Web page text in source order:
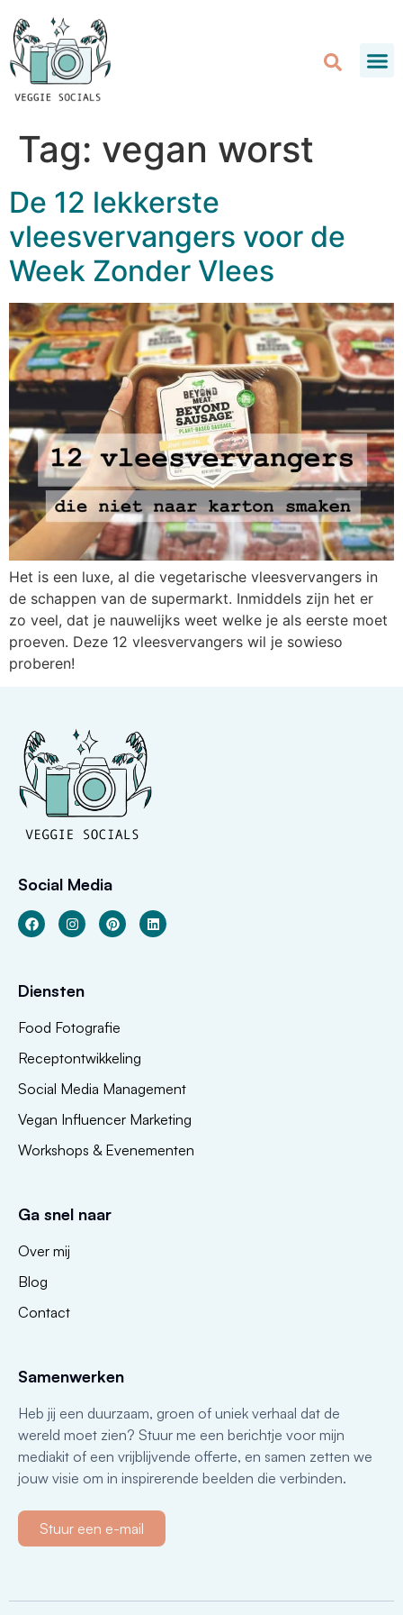
Tag: vegan worst
De 12 lekkerste
vleesvervangers voor de
Week Zonder Vlees
Het is een luxe, al die vegetarische vleesvervangers in
de schappen van de supermarkt. Inmiddels zijn het er
zo veel, dat je nauwelijks weet welke je als eerste moet
proeven. Deze 12 vleesvervangers wil je sowieso
proberen!
Social Media
Diensten
Food Fotografie
Receptontwikkeling
Social Media Management
Vegan Influencer Marketing
Workshops & Evenementen
Ga snel naar
Over mij
Blog
Contact
Samenwerken
Heb jij een duurzaam, groen of uniek verhaal dat de
wereld moet zien? Stuur me een berichtje voor mijn
mediakit of een vrijblijvende offerte, en samen zetten we
jouw visie om in inspirerende beelden die verbinden.
Stuur een e-mail